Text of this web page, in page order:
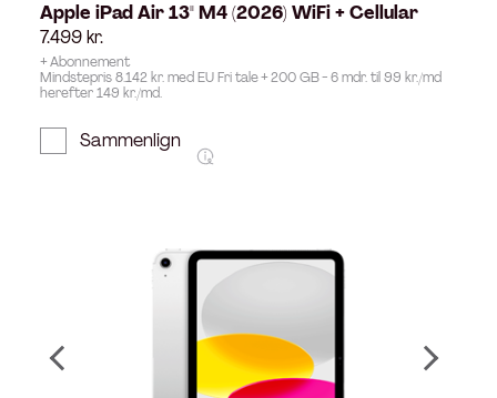
Apple iPad Air 13" M4 (2026) WiFi + Cellular
7.499kr.
+ Abonnement
Mindstepris 8.142 kr. med EU Fri tale + 200 GB - 6 mdr. til 99 kr./md
herefter 149 kr./md.
Sammenlign